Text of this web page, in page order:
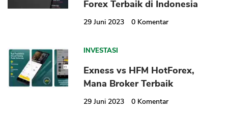
Forex Terbaik di Indonesia
29 Juni 2023 0 Komentar
INVESTASI
Exness vs HFM HotForex,
Mana Broker Terbaik
29 Juni 2023 0 Komentar
CANCEL